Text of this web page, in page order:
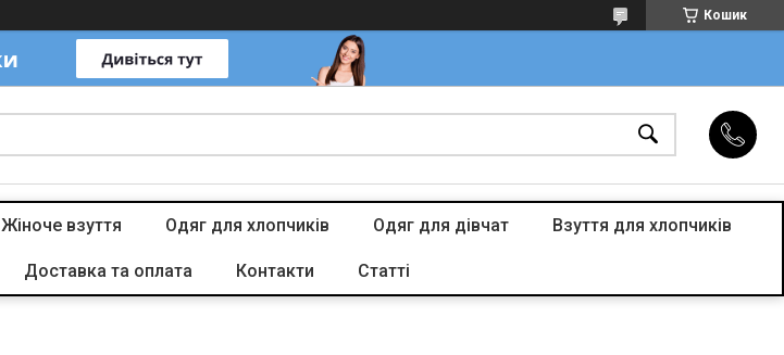
Кошик
Жіноче взуття Одяг для хлопчиків Одяг для дівчат Взуття для хлопчиків
Доставка та оплата Контакти Статті